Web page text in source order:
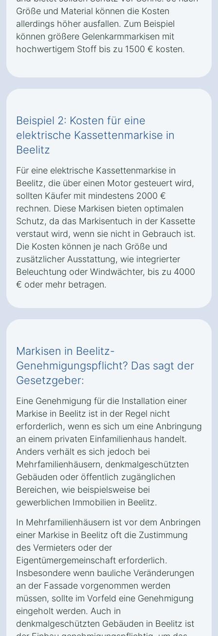
Größe und Material können die Kosten
allerdings höher ausfallen. Zum Beispiel
können größere Gelenkarmmarkisen mit
hochwertigem Stoff bis zu 1500 € kosten.
Beispiel 2: Kosten für eine
elektrische Kassettenmarkise in
Beelitz
Für eine elektrische Kassettenmarkise in
Beelitz, die über einen Motor gesteuert wird,
sollten Käufer mit mindestens 2000 €
rechnen. Diese Markisen bieten optimalen
Schutz, da das Markisentuch in der Kassette
verstaut wird, wenn sie nicht in Gebrauch ist.
Die Kosten können je nach Größe und
zusätzlicher Ausstattung, wie integrierter
Beleuchtung oder Windwächter, bis zu 4000
€ oder mehr betragen.
Markisen in Beelitz-
Genehmigungspflicht? Das sagt der
Gesetzgeber:
Eine Genehmigung für die Installation einer
Markise in Beelitz ist in der Regel nicht
erforderlich, wenn es sich um eine Anbringung
an einem privaten Einfamilienhaus handelt.
Anders verhält es sich jedoch bei
Mehrfamilienhäusern, denkmalgeschützten
Gebäuden oder öffentlich zugänglichen
Bereichen, wie beispielsweise bei
gewerblichen Immobilien in Beelitz.
In Mehrfamilienhäusern ist vor dem Anbringen
einer Markise in Beelitz oft die Zustimmung
des Vermieters oder der
Eigentümergemeinschaft erforderlich.
Insbesondere wenn bauliche Veränderungen
an der Fassade vorgenommen werden
müssen, sollte im Vorfeld eine Genehmigung
eingeholt werden. Auch in
denkmalgeschützten Gebäuden in Beelitz ist